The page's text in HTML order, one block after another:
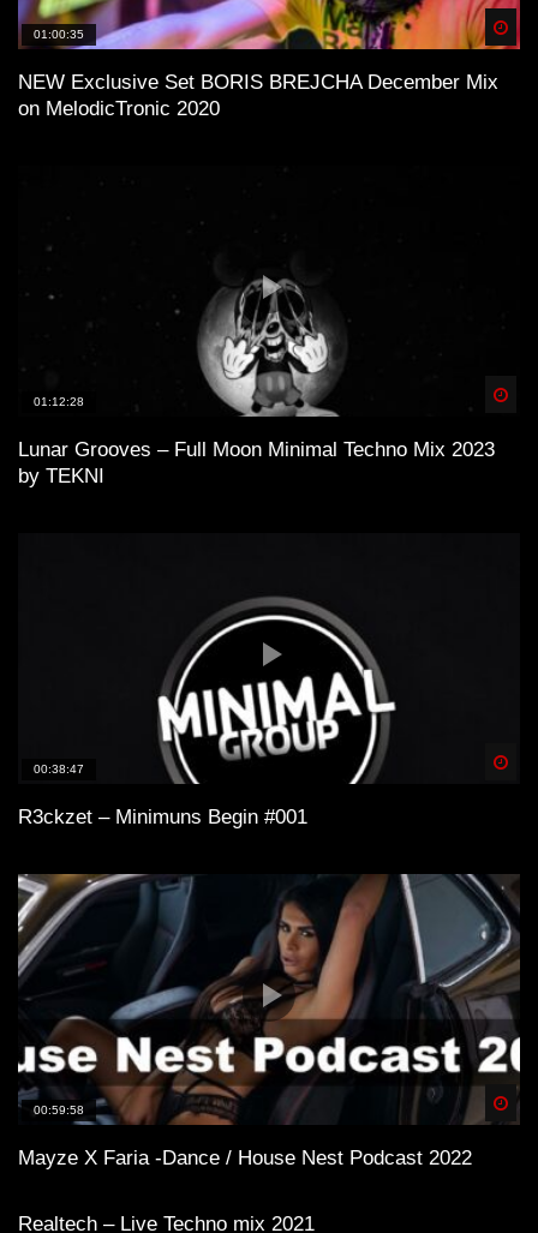
01:00:35
NEW Exclusive Set BORIS BREJCHA December Mix
on MelodicTronic 2020
01:12:28
Lunar Grooves – Full Moon Minimal Techno Mix 2023
by TEKNI
00:38:47
R3ckzet – Minimuns Begin #001
00:59:58
Mayze X Faria -Dance / House Nest Podcast 2022
Realtech – Live Techno mix 2021